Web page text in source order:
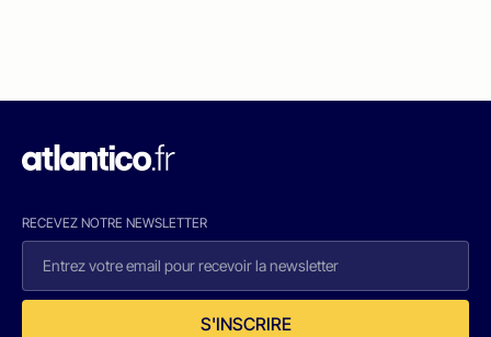
RECEVEZ NOTRE NEWSLETTER
S'INSCRIRE